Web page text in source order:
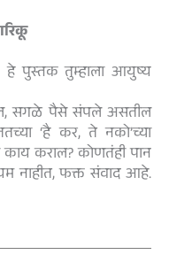
हे पुस्तक तुम्हाला आयुष्य
सगळे पैसे संपले असतील
‘है कर, ते नको’च्या
कराल? कोणतंही पान
नाहीत, फक्त संवाद आहे.